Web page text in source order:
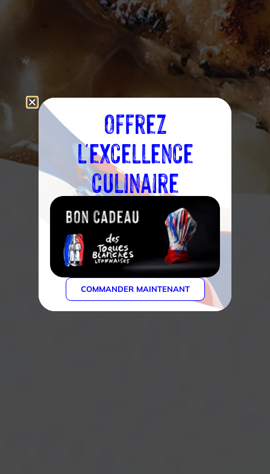
Offrez
l'excellence
culinaire
COMMANDER MAINTENANT